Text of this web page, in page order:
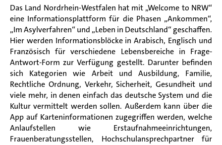
Das Land Nordrhein-Westfalen hat mit „Welcome to NRW“
eine Informationsplattform für die Phasen „Ankommen“,
„Im Asylverfahren“ und „Leben in Deutschland“ geschaffen.
Hier werden Informationsblöcke inArabisch, Englisch und
Französisch für verschiedene Lebensbereiche in Frage-
Antwort-Form zur Verfügung gestellt. Darunter befinden
sich Kategorien wie Arbeit und Ausbildung, Familie,
Rechtliche Ordnung, Verkehr, Sicherheit, Gesundheit und
viele mehr, in denen einfach das deutsche System und die
Kultur vermittelt werden sollen. Außerdem kann über die
App auf Karteninformationen zugegriffen werden, welche
Anlaufstellen wie Erstaufnahmeeinrichtungen,
Frauenberatungsstellen, Hochschulansprechpartner für